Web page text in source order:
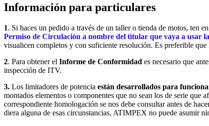
Información para particulares
1. Si haces un pedido a través de un taller o tienda de motos, ten
Permiso de Circulación a nombre del titular que vaya a usar
visualicen completos y con suficiente resolución. Es preferible
2. Para obtener el Informe de Conformidad es necesario que
inspección de ITV.
3. Los limitadores de potencia están desarrollados para
montados elementos o componentes que no sean los de serie que
correspondiente homologación se nos debe consultar antes de
diera alguna de esas circunstancias, ATIMPEX no puede asumir